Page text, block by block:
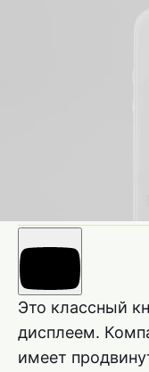
Это классный
дисплеем.
имеет